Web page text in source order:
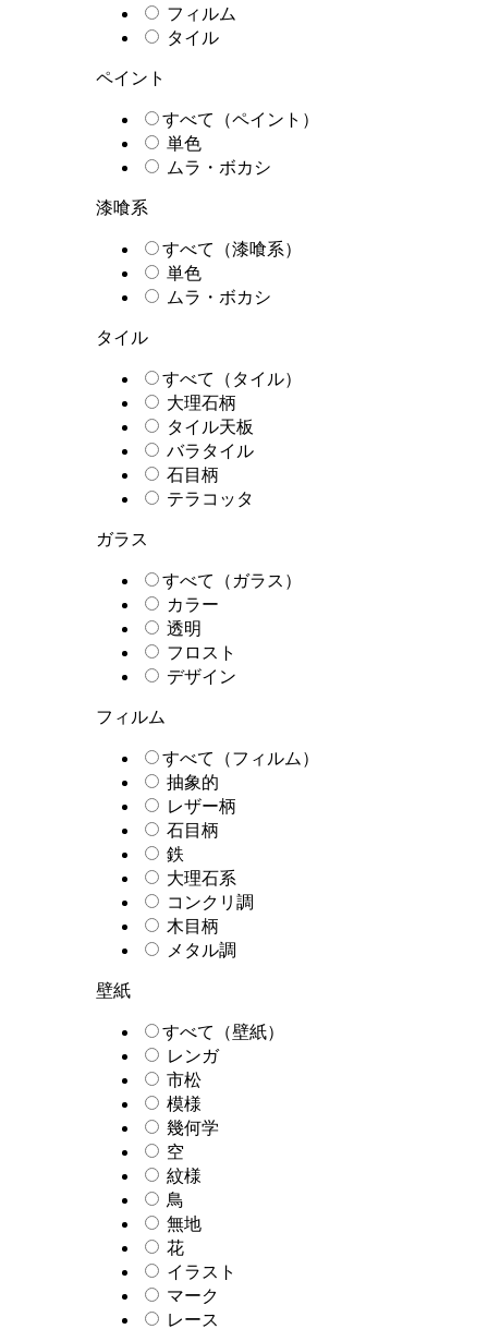
フィルム
タイル
ペイント
すべて（ペイント）
単色
ムラ・ボカシ
漆喰系
すべて（漆喰系）
単色
ムラ・ボカシ
タイル
すべて（タイル）
大理石柄
タイル天板
バラタイル
石目柄
テラコッタ
ガラス
すべて（ガラス）
カラー
透明
フロスト
デザイン
フィルム
すべて（フィルム）
抽象的
レザー柄
石目柄
鉄
大理石系
コンクリ調
木目柄
メタル調
壁紙
すべて（壁紙）
レンガ
市松
模様
幾何学
空
紋様
鳥
無地
花
イラスト
マーク
レース